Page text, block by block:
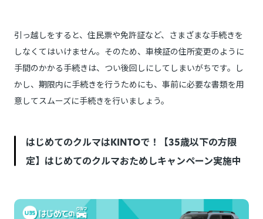
引っ越しをすると、住民票や免許証など、さまざまな手続きを
しなくてはいけません。そのため、車検証の住所変更のように
手間のかかる手続きは、つい後回しにしてしまいがちです。し
かし、期限内に手続きを行うためにも、事前に必要な書類を用
意してスムーズに手続きを行いましょう。
はじめてのクルマはKINTOで！【35歳以下の方限
定】はじめてのクルマおためしキャンペーン実施中